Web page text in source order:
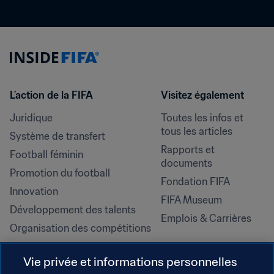
L’action de la FIFA
Juridique
Système de transfert
Football féminin
Promotion du football
Innovation
Développement des talents
Organisation des compétitions
Développement durable
Droits de l'homme et lutte contre
Visitez également
Toutes les infos et
tous les articles
Rapports et
documents
Fondation FIFA
FIFA Museum
Emplois & Carrières
Vie privée et informations personnelles